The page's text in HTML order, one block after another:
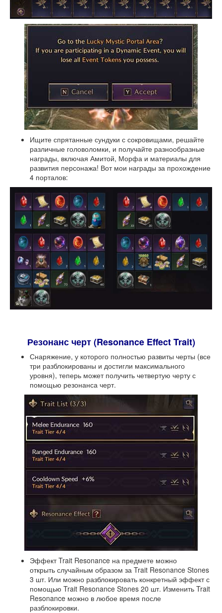
Ищите спрятанные сундуки с сокровищами, решайте
различные головоломки, и получайте разнообразные
награды, включая Амитой, Морфа и материалы для
развития персонажа! Вот мои награды за прохождение
4 порталов:
Резонанс черт (Resonance Effect Trait)
Снаряжение, у которого полностью развиты черты (все
три разблокированы и достигли максимального
уровня), теперь может получить четвертую черту с
помощью резонанса черт.
Эффект Trait Resonance на предмете можно
открыть случайным образом за Trait Resonance Stones
3 шт. Или можно разблокировать конкретный эффект с
помощью Trait Resonance Stones 20 шт. Изменить Trait
Resonance можно в любое время после
разблокировки.